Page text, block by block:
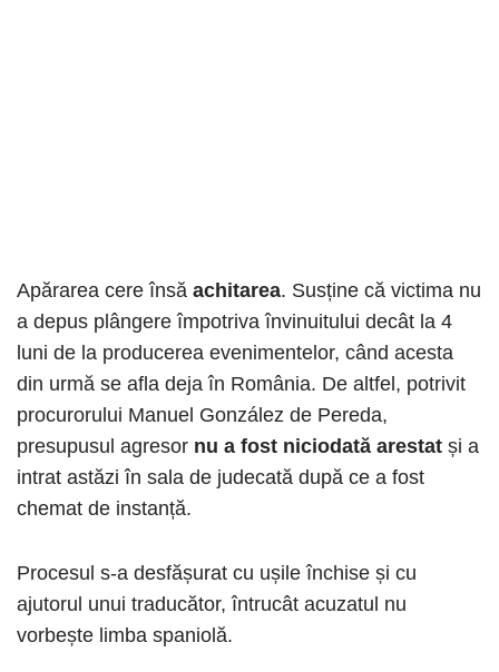
Apărarea cere însă achitarea. Susține că victima nu
a depus plângere împotriva învinuitului decât la 4
luni de la producerea evenimentelor, când acesta
din urmă se afla deja în România. De altfel, potrivit
procurorului Manuel González de Pereda,
presupusul agresor nu a fost niciodată arestat și a
intrat astăzi în sala de judecată după ce a fost
chemat de instanță.
Procesul s-a desfășurat cu ușile închise și cu
ajutorul unui traducător, întrucât acuzatul nu
vorbește limba spaniolă.